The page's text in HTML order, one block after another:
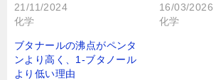
21/11/2024
化学
16/03/2026
化学
ブタナールの沸点がペンタ
ンより高く、1-ブタノール
より低い理由